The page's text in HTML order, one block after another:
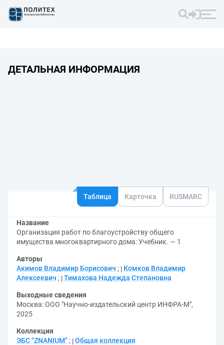
ДЕТАЛЬНАЯ ИНФОРМАЦИЯ
Таблица Карточка RUSMARC
Название
Организация работ по благоустройству общего
имущества многоквартирного дома: Учебник. — 1
Авторы
Акимов Владимир Борисович ;
Комков Владимир
Алексеевич ; Тимахова Надежда Степановна
Выходные сведения
Москва: ООО "Научно-издательский центр ИНФРА-М",
2025
Коллекция
ЭБС "ZNANIUM" ; Общая коллекция